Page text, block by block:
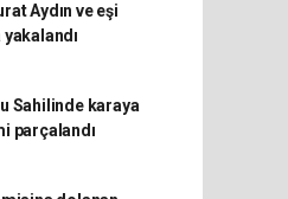
Aydın ve eşi
Sahilinde karaya
parçalandı